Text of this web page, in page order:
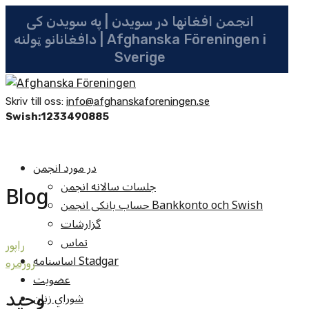
انجمن افغانها در سویدن | په سویدن کی
دافغانانو ټولنه | Afghanska Föreningen i
Sverige
Skriv till oss: info@afghanskaforeningen.se
Swish:1233490885
در مورد انجمن
جلسات سالانه انجمن
حساب بانکی انجمن Bankkonto och Swish
گزارشات
تماس
اساسنامه Stadgar
عضویت
شوراي زنان
Blog
راپور
روزمره
وحيد